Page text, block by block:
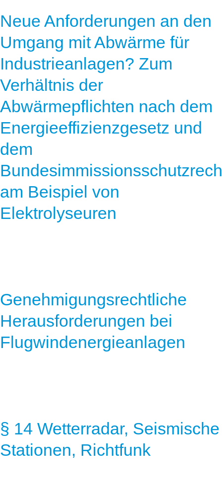
Neue Anforderungen an den
Umgang mit Abwärme für
Industrieanlagen? Zum
Verhältnis der
Abwärmepflichten nach dem
Energieeffizienzgesetz und
dem
am Beispiel von
Elektrolyseuren
Genehmigungsrechtliche
Herausforderungen bei
Flugwindenergieanlagen
§ 14 Wetterradar, Seismische
Stationen, Richtfunk